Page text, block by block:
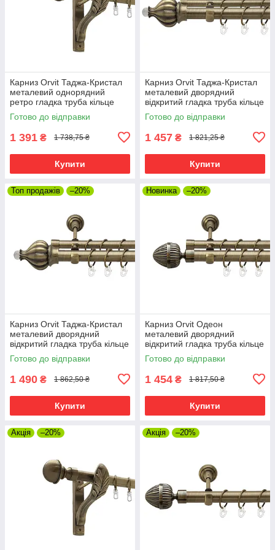
Карниз Orvit Таджа-Кристал
металевий однорядний
ретро гладка труба кільце
металеве Антик 25 мм 300
см (00-00010285)
Готово до відправки
1 391 ₴ 1 738,75 ₴
Купити
Карниз Orvit Таджа-Кристал
металевий дворядний
відкритий гладка труба кільце
металеве Антик 25\16 мм 300
см (00-00010245)
Готово до відправки
1 457 ₴ 1 821,25 ₴
Купити
Топ продажів –20%
Карниз Orvit Таджа-Кристал
металевий дворядний
відкритий гладка труба кільце
металеве Антик 25\19 мм 300
см (00-00010265)
Готово до відправки
1 490 ₴ 1 862,50 ₴
Купити
Новинка –20%
Карниз Orvit Одеон
металевий дворядний
відкритий гладка труба кільце
металеве Антик 25\19 мм 300
см (00-00010257)
Готово до відправки
1 454 ₴ 1 817,50 ₴
Купити
Акція –20% Акція –20%